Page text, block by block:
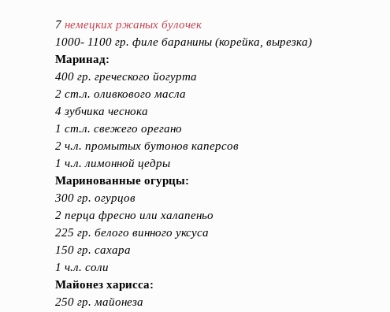
7 немецких ржаных булочек
1000- 1100 гр. филе баранины (корейка, вырезка)
Маринад:
400 гр. греческого йогурта
2 ст.л. оливкового масла
4 зубчика чеснока
1 ст.л. свежего орегано
2 ч.л. промытых бутонов каперсов
1 ч.л. лимонной цедры
Маринованные огурцы:
300 гр. огурцов
2 перца фресно или халапеньо
225 гр. белого винного уксуса
150 гр. сахара
1 ч.л. соли
Майонез харисса:
250 гр. майонеза